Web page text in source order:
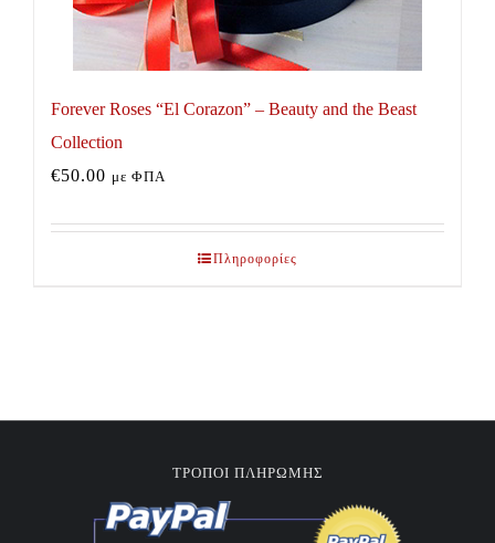
Forever Roses “El Corazon” – Beauty and the Beast
Collection
€50.00 με ΦΠΑ
Πληροφορίες
ΤΡΟΠΟΙ ΠΛΗΡΩΜΗΣ